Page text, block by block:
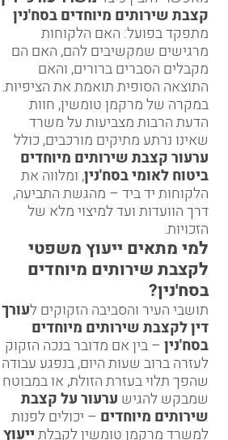
קצבת שירותים מיוחדים בסח'נין
מתפקד בפועל: האם הלקוחות
מרגישים שמקשיבים להם, האם הם
מקבלים הסברים ברורים, והאם
התוצאה הסופית תואמת את הציפיות.
במקרה של מרקמן טומשין, חוות
הדעת הרבות מצביעות על משרד
שאינו נרתע מתיקים מורכבים, כולל
ערעור קצבת שירותים מיוחדים
ביטוח לאומי בסח'נין, ומלווה את
הלקוחות יד ביד – מהגשת התביעה,
דרך הוועדות ועד למיצוי מלא של
הזכויות.
למי מתאים ייעוץ משפטי
לקצבת שירותים מיוחדים
בסח'נין?
תושבי העיר והסביבה הזקוקים לעורך
דין לקצבת שירותים מיוחדים
בסח'נין– בין אם מדובר בנכה הזקוק
לעזרה ברוב שעות היום, בנפגע עבודה
שהפך תלוי בעזרת הזולת, או במבוטח
שמבקש להגיש ערעור על קצבת
שירותים מיוחדים – יכולים לפנות
למשרד מרקמן טומשין לקבלתייעוץ